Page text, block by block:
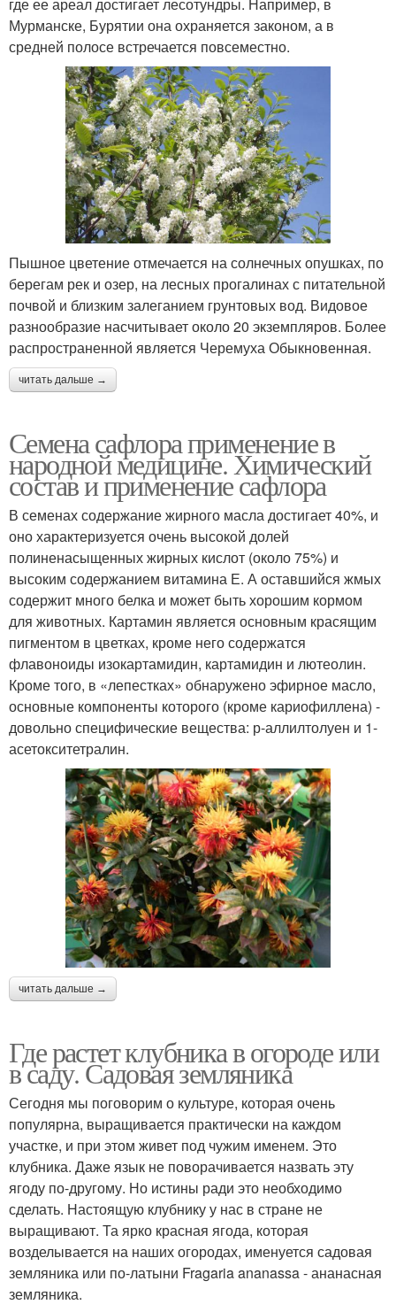
Мурманске, Бурятии она охраняется законом, а в
средней полосе встречается повсеместно.
Пышное цветение отмечается на солнечных опушках, по
берегам рек и озер, на лесных прогалинах с питательной
почвой и близким залеганием грунтовых вод. Видовое
разнообразие насчитывает около 20 экземпляров. Более
распространенной является Черемуха Обыкновенная.
читать дальше →
Семена сафлора применение в
народной медицине. Химический
состав и применение сафлора
В семенах содержание жирного масла достигает 40%, и
оно характеризуется очень высокой долей
полиненасыщенных жирных кислот (около 75%) и
высоким содержанием витамина Е. А оставшийся жмых
содержит много белка и может быть хорошим кормом
для животных. Картамин является основным красящим
пигментом в цветках, кроме него содержатся
флавоноиды изокартамидин, картамидин и лютеолин.
Кроме того, в «лепестках» обнаружено эфирное масло,
основные компоненты которого (кроме кариофиллена) -
довольно специфические вещества: р-аллилтолуен и 1-
асетокситетралин.
читать дальше →
Где растет клубника в огороде или
в саду. Садовая земляника
Сегодня мы поговорим о культуре, которая очень
популярна, выращивается практически на каждом
участке, и при этом живет под чужим именем. Это
клубника. Даже язык не поворачивается назвать эту
ягоду по-другому. Но истины ради это необходимо
сделать. Настоящую клубнику у нас в стране не
выращивают. Та ярко красная ягода, которая
возделывается на наших огородах, именуется садовая
земляника или по-латыни Fragaria ananassa - ананасная
земляника.